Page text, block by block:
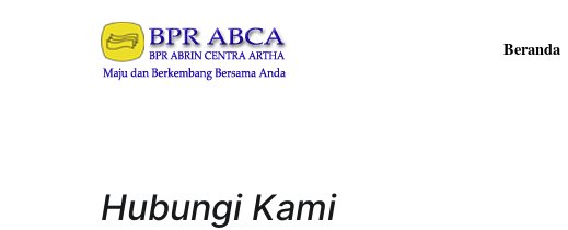
BPR ABRIN CENTRA ARTHA
Beranda
Hubungi Kami